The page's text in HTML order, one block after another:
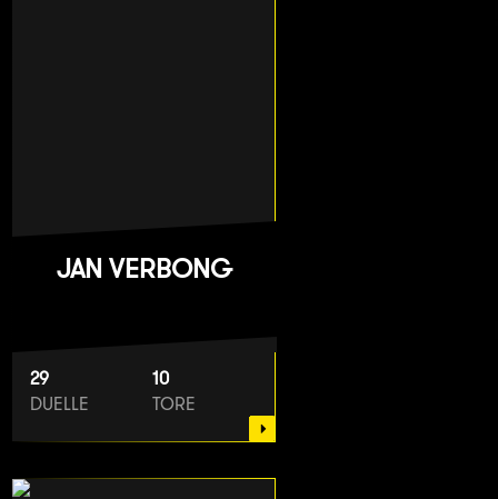
JAN VERBONG
29
DUELLE
10
TORE